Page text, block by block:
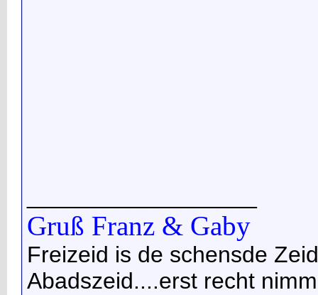
Gruß Franz & Gaby
Freizeid is de schensde
Abadszeid....erst recht